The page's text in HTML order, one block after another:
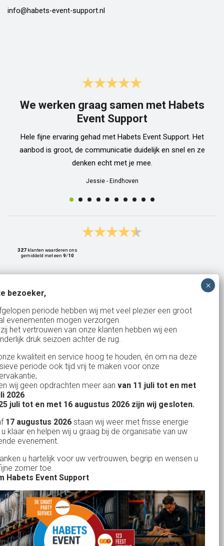
info@habets-event-support.nl
We werken graag samen met Habets
Event Support
Hele fijne ervaring gehad met Habets Event Support. Het
aanbod is groot, de communicatie duidelijk en snel en ze
denken echt met je mee.
Jessie - Eindhoven
327 klanten waarderen ons
gemiddeld met een 9/10
Bank: NL15ABNA0561810710
KvK: 17167131
BTW: NL.1678.53.296.B01
Uw partner in:
Evenementen verhuur
Feestverhuur
Licht- en Geluidverhuur
Horeca verhuur
Partyverhuur
Je vindt ons op
bezoeker,
periode hebben wij met veel plezier een groot
evenementen mogen verzorgen.
het vertrouwen van onze klanten hebben wij een
druk seizoen achter de rug.
kwaliteit en service hoog te houden, én om na deze
periode ook tijd vrij te maken voor onze
wij geen opdrachten meer aan van 11 juli tot en met
2026.
juli tot en met 16 augustus 2026 zijn wij gesloten.
17 augustus 2026 staan wij weer met frisse energie
klaar en helpen wij u graag bij de organisatie van uw
evenement.
u hartelijk voor uw vertrouwen, begrip en wensen u
zomer toe.
Habets Event Support